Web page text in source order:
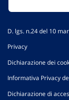
D. lgs. n.24 del 10
Privacy
Dichiarazione dei
Informativa Privacy
Dichiarazione di